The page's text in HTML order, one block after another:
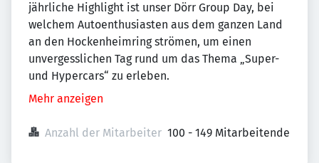
jährliche Highlight ist unser Dörr Group Day, bei
welchem Autoenthusiasten aus dem ganzen Land
an den Hockenheimring strömen, um einen
unvergesslichen Tag rund um das Thema „Super-
und Hypercars“ zu erleben.
Mehr anzeigen
Anzahl der Mitarbeiter 100 - 149 Mitarbeitende